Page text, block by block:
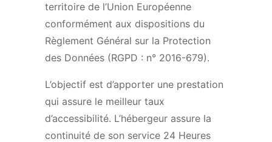
territoire de l’Union Européenne
conformément aux dispositions du
Règlement Général sur la Protection
des Données (RGPD : n° 2016-679).
L’objectif est d’apporter une prestation
qui assure le meilleur taux
d’accessibilité. L’hébergeur assure la
continuité de son service 24 Heures